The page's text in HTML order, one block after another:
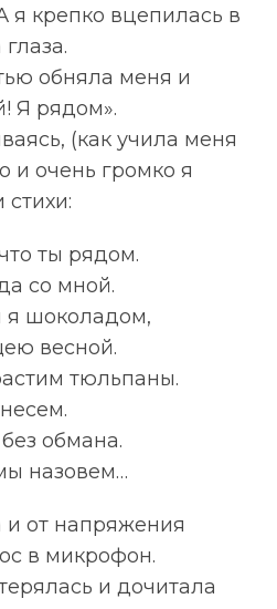
я крепко вцепилась в
обняла меня и
Я рядом».
(как учила меня
и очень громко я
стихи:
ты рядом.
со мной.
я шоколадом,
весной.
тюльпаны.
обмана.
назовем…
от напряжения
в микрофон.
и дочитала